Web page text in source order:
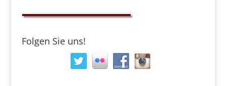
Folgen Sie uns!